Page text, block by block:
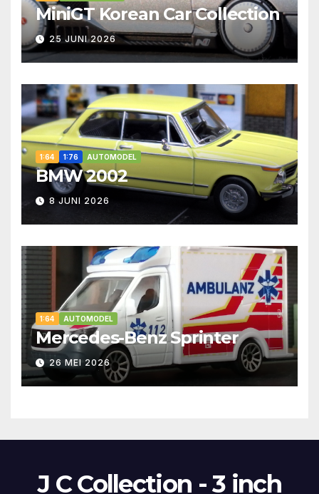
MiniGT Korean Car Collection
25 JUNI 2026
1:64 1:76 AUTOMODEL
BMW 2002
8 JUNI 2026
1:64 AUTOMODEL
Mercedes-Benz Sprinter
26 MEI 2026
J C Collection - 3 inch